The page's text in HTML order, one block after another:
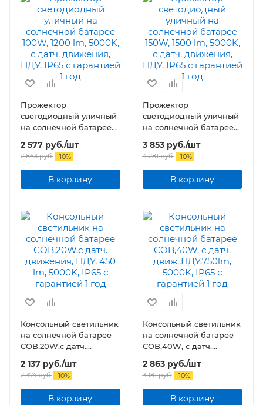
Прожектор
светодиодный уличный
на солнечной батарее
100W, 1200 lm, 5000K, с
датч. движения, ПДУ,
IP65
2 577 руб./шт
2 863руб. -10%
В корзину
Прожектор
светодиодный уличный
на солнечной батарее
150W, 1500 lm, 5000K, с
датч. движения, ПДУ,
IP65
3 853руб./шт
4 281руб. -10%
В корзину
Консольный светильник
на солнечной батарее
COB,20W,с датч.
движения, ПДУ, 450 lm,
5000K, IP65
2 137 руб./шт
2 374руб. -10%
В корзину
Консольный светильник
на солнечной батарее
COB,40W, с датч.
движ.,ПДУ,750lm,
5000К, IP65
2 863руб./шт
3 181руб. -10%
В корзину